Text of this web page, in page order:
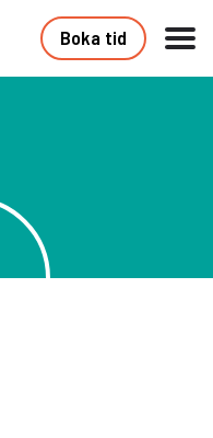
Boka tid